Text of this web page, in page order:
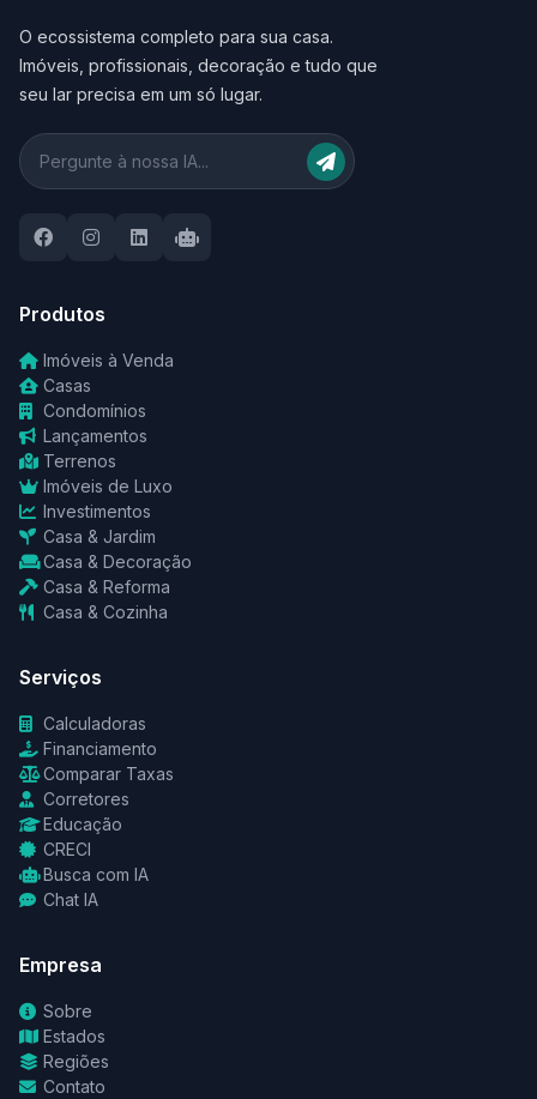
O ecossistema completo para sua casa.
Imóveis, profissionais, decoração e tudo que
seu lar precisa em um só lugar.
Produtos
Imóveis à Venda
Casas
Condomínios
Lançamentos
Terrenos
Imóveis de Luxo
Investimentos
Casa & Jardim
Casa & Decoração
Casa & Reforma
Casa & Cozinha
Serviços
Calculadoras
Financiamento
Comparar Taxas
Corretores
Educação
CRECI
Busca com IA
Chat IA
Empresa
Sobre
Estados
Regiões
Contato